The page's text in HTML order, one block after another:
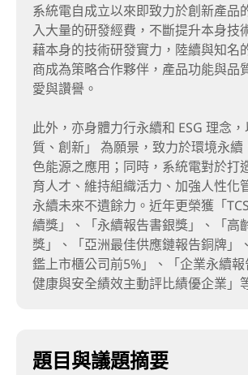
系統電自成立以來即致力於創新產品
入大量的研發經費，不斷提升本身技
藉本身的技術研發實力，陸續與知名
商成為策略合作夥伴，產品功能與品
愛與讚譽。
此外，亦身體力行永續和 ESG 理念
質、創新」 為願景，致力於環境永
色能源之應用；同時，系統電對於打
育人才、維持組織活力、加強人性化
永續未來不遺餘力。近年更榮獲「
續獎」、「永續報告書銀獎」、「高
獎」、「亞洲最佳供應鏈報告銅牌」
鑑上市櫃公司前5%」、「企業永續
健康與安全績效主動評比績優企業」
題目與議題摘要